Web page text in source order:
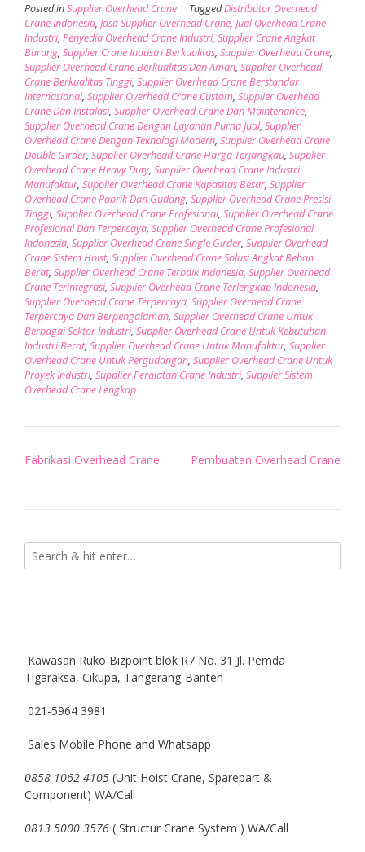
Posted inSupplier Overhead Crane TaggedDistributor Overhead
Crane Indonesia, Jasa Supplier Overhead Crane, Jual Overhead Crane
Industri, Penyedia Overhead Crane Industri, Supplier Crane Angkat
Barang, Supplier Crane Industri Berkualitas, Supplier Overhead Crane,
Supplier Overhead Crane Berkualitas Dan Aman, Supplier Overhead
Crane Berkualitas Tinggi, Supplier Overhead Crane Berstandar
Internasional, Supplier Overhead Crane Custom, Supplier Overhead
Crane Dan Instalasi, Supplier Overhead Crane Dan Maintenance,
Supplier Overhead Crane Dengan Layanan Purna Jual, Supplier
Overhead Crane Dengan Teknologi Modern, Supplier Overhead Crane
Double Girder, Supplier Overhead Crane Harga Terjangkau, Supplier
Overhead Crane Heavy Duty, Supplier Overhead Crane Industri
Manufaktur, Supplier Overhead Crane Kapasitas Besar, Supplier
Overhead Crane Pabrik Dan Gudang, Supplier Overhead Crane Presisi
Tinggi, Supplier Overhead Crane Profesional, Supplier Overhead Crane
Profesional Dan Terpercaya, Supplier Overhead Crane Profesional
Indonesia, Supplier Overhead Crane Single Girder, Supplier Overhead
Crane Sistem Hoist, Supplier Overhead Crane Solusi Angkat Beban
Berat, Supplier Overhead Crane Terbaik Indonesia, Supplier Overhead
Crane Terintegrasi, Supplier Overhead Crane Terlengkap Indonesia,
Supplier Overhead Crane Terpercaya, Supplier Overhead Crane
Terpercaya Dan Berpengalaman, Supplier Overhead Crane Untuk
Berbagai Sektor Industri, Supplier Overhead Crane Untuk Kebutuhan
Industri Berat, Supplier Overhead Crane Untuk Manufaktur, Supplier
Overhead Crane Untuk Pergudangan, Supplier Overhead Crane Untuk
Proyek Industri, Supplier Peralatan Crane Industri, Supplier Sistem
Overhead Crane Lengkap
Post
Fabrikasi Overhead Crane Pembuatan Overhead Crane
Kawasan Ruko Bizpoint blok R7 No. 31 Jl. Pemda
Tigaraksa, Cikupa, Tangerang-Banten
021-5964 3981
Sales Mobile Phone and Whatsapp
0858 1062 4105 (Unit Hoist Crane, Sparepart &
Component) WA/Call
0813 5000 3576 ( Structur Crane System ) WA/Call